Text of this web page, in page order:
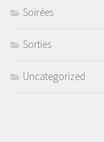
Soirées
Sorties
Uncategorized